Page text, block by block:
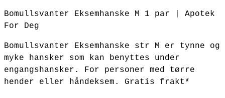
Bomullsvanter Eksemhanske M 1 par | Apotek
For Deg
Bomullsvanter Eksemhanske str M er tynne og
myke hansker som kan benyttes under
engangshansker. For personer med tørre
hender eller håndeksem. Gratis frakt*